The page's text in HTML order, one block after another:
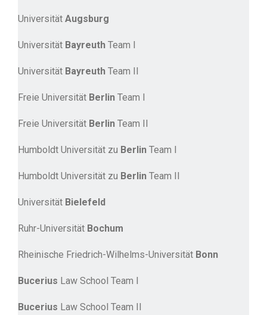
Universität Augsburg
Universität Bayreuth Team I
Universität Bayreuth Team II
Freie Universität Berlin Team I
Freie Universität Berlin Team II
Humboldt Universität zu Berlin Team I
Humboldt Universität zu Berlin Team II
Universität Bielefeld
Ruhr-Universität Bochum
Rheinische Friedrich-Wilhelms-Universität Bonn
Bucerius Law School Team I
Bucerius Law School Team II